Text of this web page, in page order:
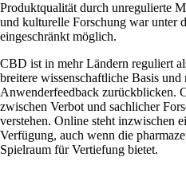
Produktqualität durch unregulierte
und kulturelle Forschung war unter
eingeschränkt möglich.
CBD ist in mehr Ländern reguliert
breitere wissenschaftliche Basis
Anwenderfeedback zurückblicken.
zwischen Verbot und sachlicher
verstehen. Online steht inzwischen
Verfügung, auch wenn die
Spielraum für Vertiefung bietet.